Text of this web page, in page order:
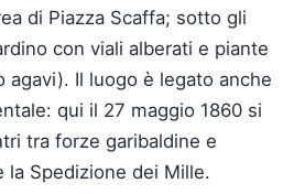
di Piazza Scaffa; sotto gli
con viali alberati e piante
agavi). Il luogo è legato anche
qui il 27 maggio 1860 si
tra forze garibaldine e
la Spedizione dei Mille.